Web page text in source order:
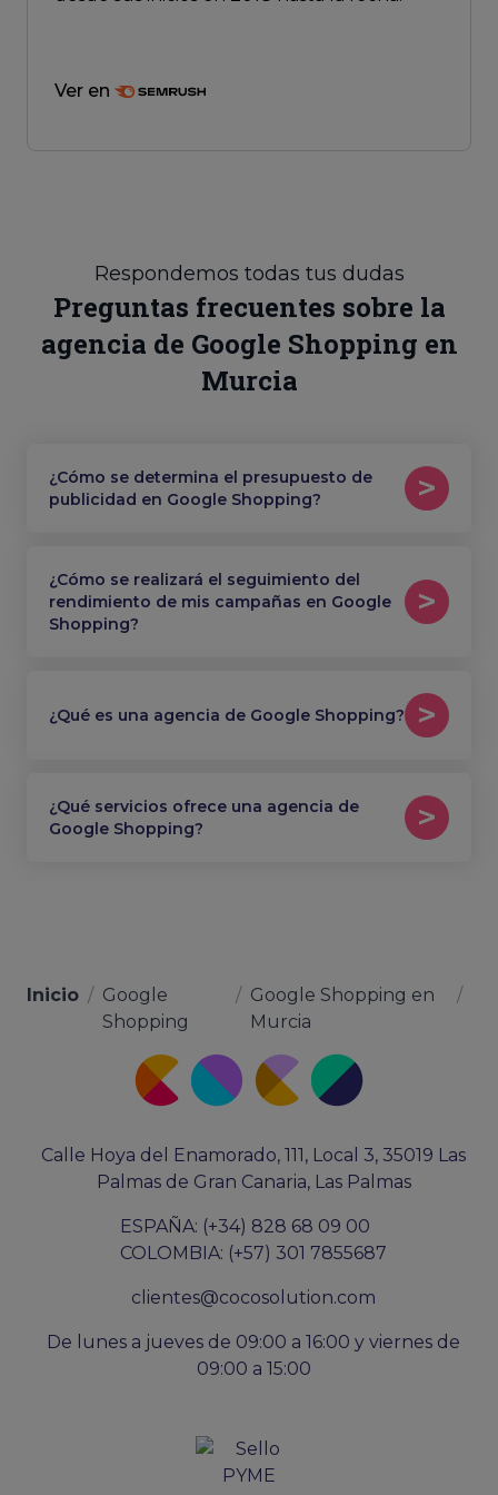
Ver en
Respondemos todas tus dudas
Preguntas frecuentes sobre la
agencia de Google Shopping en
Murcia
¿Cómo se determina el presupuesto de
publicidad en Google Shopping?
¿Cómo se realizará el seguimiento del
rendimiento de mis campañas en Google
Shopping?
¿Qué es una agencia de Google Shopping?
¿Qué servicios ofrece una agencia de
Google Shopping?
Inicio / Google
Shopping
/ Google Shopping en
Murcia
/
Calle Hoya del Enamorado, 111, Local 3, 35019 Las
Palmas de Gran Canaria, Las Palmas
ESPAÑA: (+34) 828 68 09 00
COLOMBIA: (+57) 301 7855687
clientes@cocosolution.com
De lunes a jueves de 09:00 a 16:00 y viernes de
09:00 a 15:00